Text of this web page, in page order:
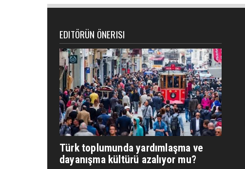
EDITÖRÜN ÖNERISI
Türk toplumunda yardımlaşma ve
dayanışma kültürü azalıyor mu?